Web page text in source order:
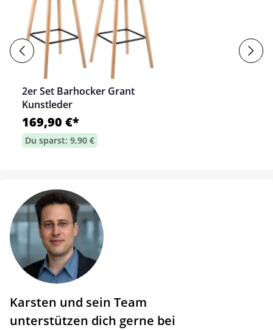
2er Set Barhocker Grant
Kunstleder
169,90 €*
Du sparst: 9,90 €
Karsten und sein Team
unterstützen dich gerne bei